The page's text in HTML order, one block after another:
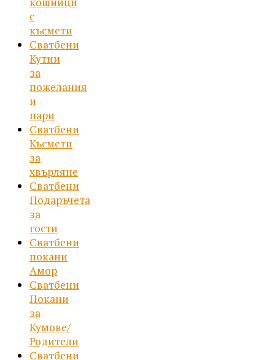
с
късмети
Сватбени
Кутии
за
пожелания
и
пари
Сватбени
Късмети
за
хвърляне
Сватбени
Подаръчета
за
гости
Сватбени
покани
Амор
Сватбени
Покани
за
Кумове/
Родители
Сватбени